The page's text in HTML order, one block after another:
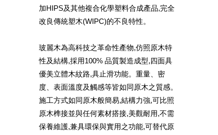
加HIPS及其他複合化學塑料合成產品,完全
改良傳統塑木(WIPC)的不良特性。
玻麗木為高科技之革命性產物,仿照原木特
性及結構,採用100% 品質製造成型,四面具
優美立體木紋路,具止滑功能。重量、密
度、表面溫度及觸感等皆如同原木之質感。
施工方式如同原木般簡易,結構力強,可比照
原木榫接並與任何素材搭接,美觀耐用,不需
保養維護,兼具環保與實用之功能,可替代原